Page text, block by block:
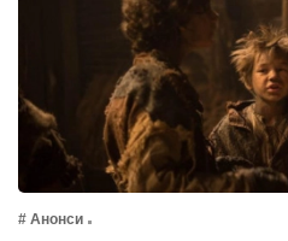
# Анонси